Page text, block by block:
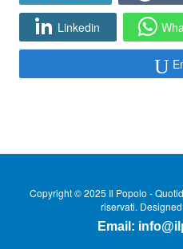
Linkedin
Copyright © 2025 Il Popolo -
riservati.
Email: